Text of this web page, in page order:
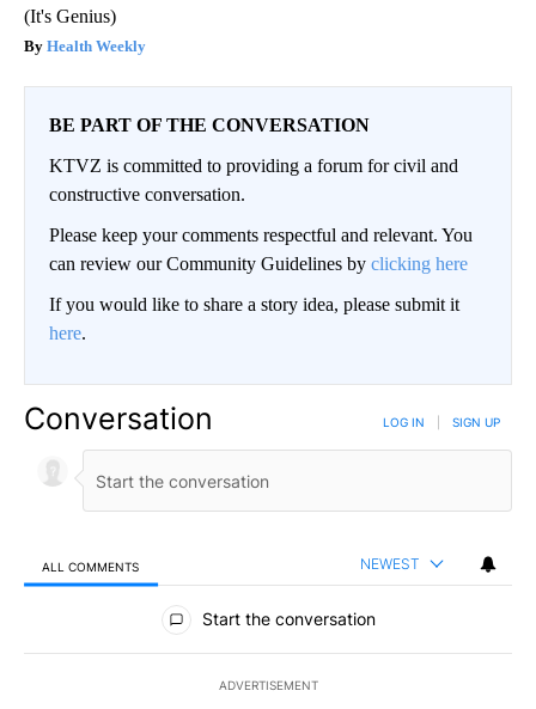
(It's Genius)
Health Weekly
BE PART OF THE CONVERSATION
KTVZ is committed to providing a forum for civil and
constructive conversation.
Please keep your comments respectful and relevant. You
can review our Community Guidelines by clicking here
If you would like to share a story idea, please submit it
here.
Conversation LOG IN SIGN UP
ALL COMMENTS NEWEST
All Comments
Start the conversation
ADVERTISEMENT